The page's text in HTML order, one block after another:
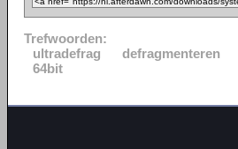
Trefwoorden:
ultradefrag
defragmenteren
64bit